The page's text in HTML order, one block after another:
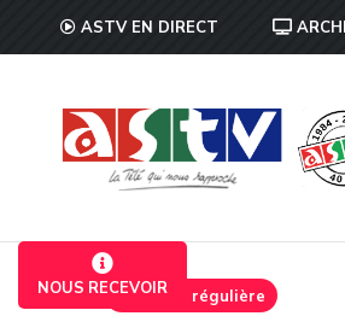
ASTV EN DIRECT
NOUS RECEVOIREmission régulière